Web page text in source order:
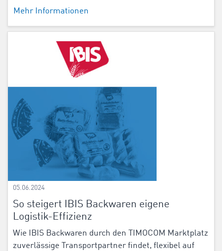
Mehr Informationen
05.06.2024
So steigert IBIS Backwaren eigene
Logistik-Effizienz
Wie IBIS Backwaren durch den TIMOCOM Marktplatz
zuverlässige Transportpartner findet, flexibel auf